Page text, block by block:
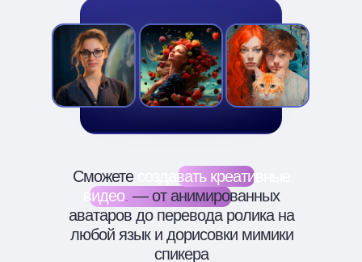
Сможете
создавать креативные
видео. — от анимированных
аватаров до перевода ролика на
любой язык и дорисовки мимики
спикера